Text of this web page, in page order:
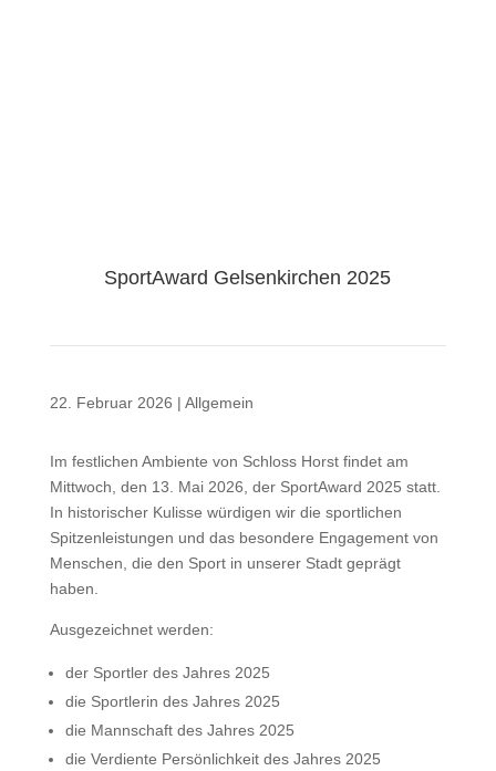
SportAward Gelsenkirchen 2025
22. Februar 2026 | Allgemein
Im festlichen Ambiente von Schloss Horst findet am
Mittwoch, den 13. Mai 2026, der SportAward 2025 statt.
In historischer Kulisse würdigen wir die sportlichen
Spitzenleistungen und das besondere Engagement von
Menschen, die den Sport in unserer Stadt geprägt
haben.
Ausgezeichnet werden:
der Sportler des Jahres 2025
die Sportlerin des Jahres 2025
die Mannschaft des Jahres 2025
die Verdiente Persönlichkeit des Jahres 2025